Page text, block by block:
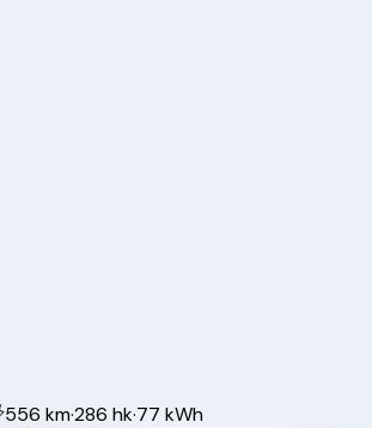
556 km·286 hk·77 kWh